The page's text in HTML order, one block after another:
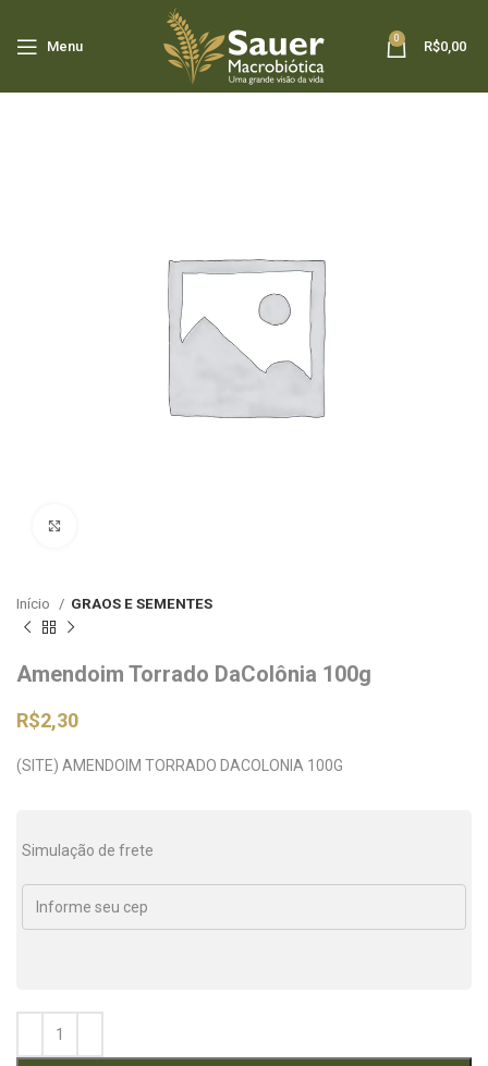
Menu
0
R$0,00
Início GRAOS E SEMENTES
Amendoim Torrado DaColônia 100g
R$2,30
(SITE) AMENDOIM TORRADO DACOLONIA 100G
Simulação de frete